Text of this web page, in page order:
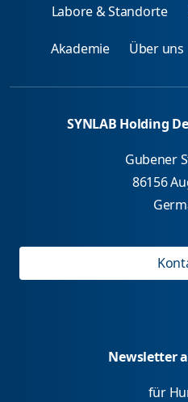
Labore & Standorte
Akademie Über uns
SYNLAB Holding
Gubener
86156
Newsletter
für